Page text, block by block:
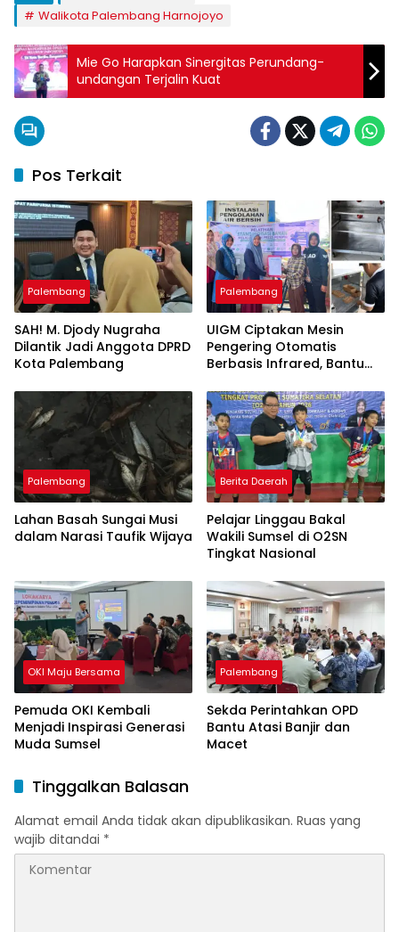
Walikota Palembang Harnojoyo
Mie Go Harapkan Sinergitas Perundang-
undangan Terjalin Kuat
Pos Terkait
Palembang
SAH! M. Djody Nugraha
Dilantik Jadi Anggota DPRD
Kota Palembang
Palembang
UIGM Ciptakan Mesin
Pengering Otomatis
Berbasis Infrared, Bantu
Pulau Kemaro
Palembang
Lahan Basah Sungai Musi
dalam Narasi Taufik Wijaya
Berita Daerah
Pelajar Linggau Bakal
Wakili Sumsel di O2SN
Tingkat Nasional
OKI Maju Bersama
Pemuda OKI Kembali
Menjadi Inspirasi Generasi
Muda Sumsel
Palembang
Sekda Perintahkan OPD
Bantu Atasi Banjir dan
Macet
Tinggalkan Balasan
Alamat email Anda tidak akan dipublikasikan. Ruas yang
wajib ditandai *